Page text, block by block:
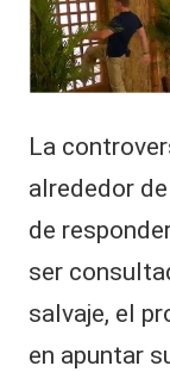
La
alrededor
de
ser
salvaje, el
en apuntar